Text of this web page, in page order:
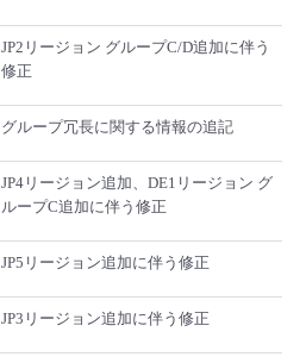
JP2リージョン グループC/D追加に伴う
修正
グループ冗長に関する情報の追記
JP4リージョン追加、DE1リージョン グ
ループC追加に伴う修正
JP5リージョン追加に伴う修正
JP3リージョン追加に伴う修正